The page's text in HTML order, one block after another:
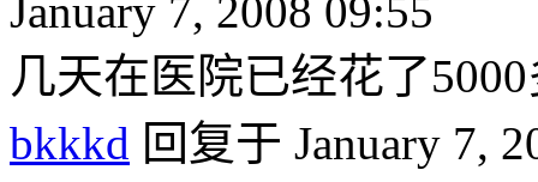
January 7, 2008 09:55
几天在医院已经花了
bkkkd 回复于 January 7,